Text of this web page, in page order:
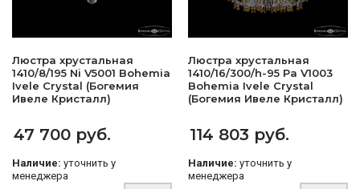
Люстра хрустальная
1410/8/195 Ni V5001 Bohemia
Ivele Crystal (Богемия
Ивеле Кристалл)
47 700 руб.
Наличие: уточнить у
менеджера
Люстра хрустальная
1410/16/300/h-95 Pa V1003
Bohemia Ivele Crystal
(Богемия Ивеле Кристалл)
114 803 руб.
Наличие: уточнить у
менеджера